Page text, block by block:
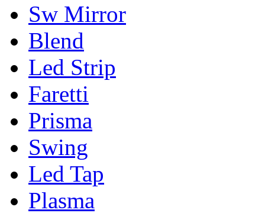
Sw Mirror
Blend
Led Strip
Faretti
Prisma
Swing
Led Tap
Plasma